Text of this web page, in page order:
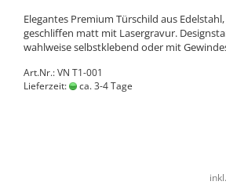
Ele­gan­tes Pre­mi­um Tür­schild aus
ge­schlif­fen matt mit La­ser­gra­vur.
wahl­wei­se selbst­kle­bend oder mit
Art.Nr.: VN T1-001
Lieferzeit:
ca. 3-4 Tage